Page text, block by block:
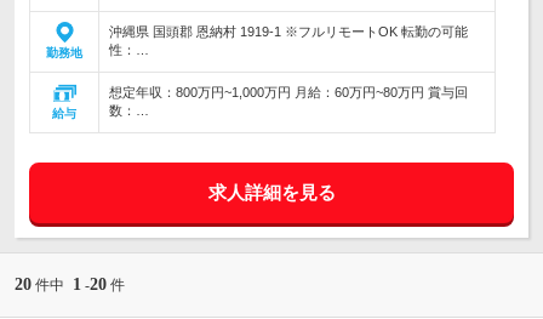
勤務地
沖縄県 国頭郡 恩納村 1919-1 ※フルリモートOK 転勤の可能
性：…
給与
想定年収：800万円~1,000万円 月給：60万円~80万円 賞与回
数：…
求人詳細を見る
20 件中 1 -20 件